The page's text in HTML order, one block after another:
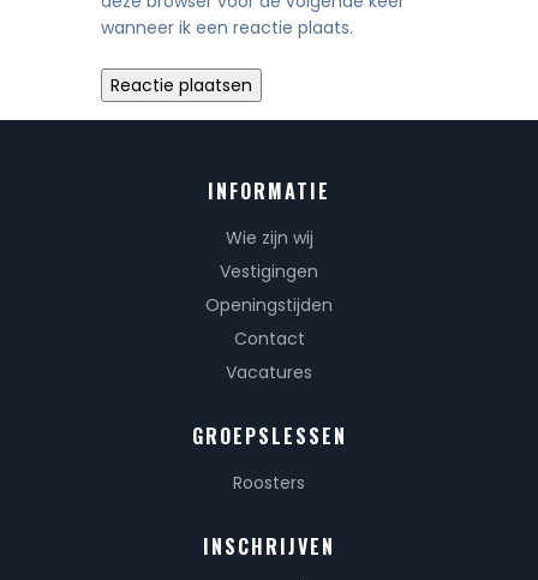
wanneer ik een reactie plaats.
INFORMATIE
Wie zijn wij
Vestigingen
Openingstijden
Contact
Vacatures
GROEPSLESSEN
Roosters
INSCHRIJVEN